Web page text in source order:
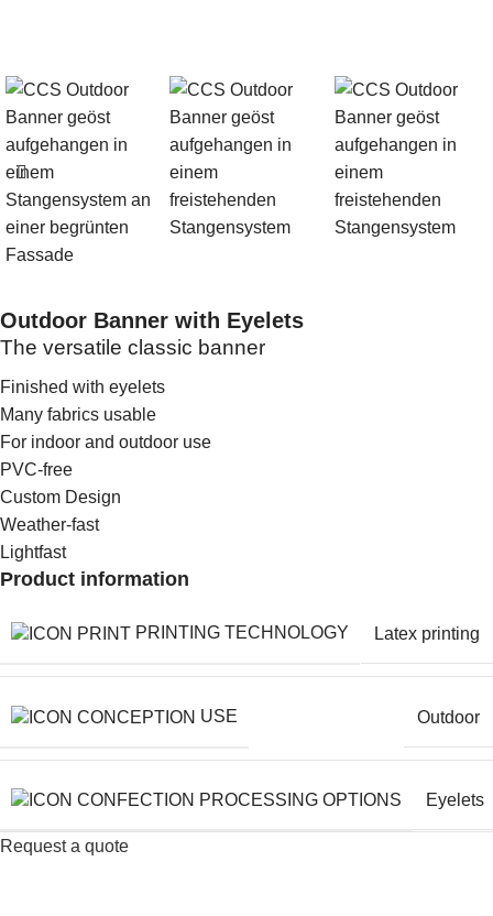
Outdoor Banner with Eyelets
The versatile classic banner
Finished with eyelets
Many fabrics usable
For indoor and outdoor use
PVC-free
Custom Design
Weather-fast
Lightfast
Product information
PRINTING TECHNOLOGY Latex printing
USE Outdoor
PROCESSING OPTIONS Eyelets
Request a quote